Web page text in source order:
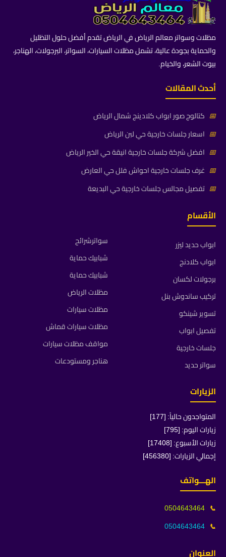
مظلات وسواتر معالم الرياض في الرياض تقدم أفضل حلول التظليل
والحماية بجودة عالية، تشمل مظلات السيارات، السواتر، البرجولات، الهناجر،
بيوت الشعر، والخيام.
أحدث المقالات
📅 كتالوج صور ابواب كلادينج شمال الرياض
📅 اسعار جلسات خارجية حي لبن الرياض
📅 افضل شركة جلسات خارجية انيقة حي الخير الرياض
📅 غرف جلسات خارجية احواش فلل حي العارض
📅 تفصيل مجالس جلسات خارجية حي البديعة
الأقسام
ابواب حديد ليزر
ابواب كلادنج
برجولات لكسان
تركيب ساندوش بنل
تسوير شينكو
تفصيل ابواب
جلسات خارجية
سواتر حديد
سواترشرائح
شبابيك حماية
شبابيك حماية
مظلات الرياض
مظلات سيارات
مظلات سيارات قماش
مواقف مظلات سيارات
هناجر ومستودعات
الزيارات
المتواجدون حالياً: [177]
زيارات اليوم: [795]
زيارات الأسبوع: [17408]
إجمالي الزيارات: [456380]
الهـــواتف
📞
0504643464
📞
0504643464
العنوان